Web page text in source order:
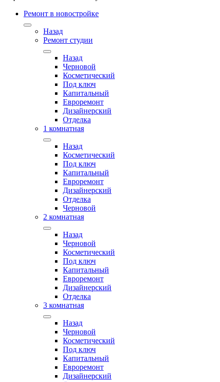
Ремонт в новостройке
Назад
Ремонт студии
Назад
Черновой
Косметический
Под ключ
Капитальный
Евроремонт
Дизайнерский
Отделка
1 комнатная
Назад
Косметический
Под ключ
Капитальный
Евроремонт
Дизайнерский
Отделка
Черновой
2 комнатная
Назад
Черновой
Косметический
Под ключ
Капитальный
Евроремонт
Дизайнерский
Отделка
3 комнатная
Назад
Черновой
Косметический
Под ключ
Капитальный
Евроремонт
Дизайнерский